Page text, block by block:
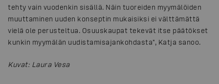
tehty vain vuodenkin sisällä. Näin tuoreiden myymälöiden
muuttaminen uuden konseptin mukaisiksi ei välttämättä
vielä ole perusteltua. Osuuskaupat tekevät itse päätökset
kunkin myymälän uudistamisajankohdasta", Katja sanoo.
Kuvat: Laura Vesa